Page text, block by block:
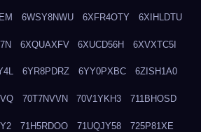
6WSY8NWU 6XFR4OTY 6XIHLDTU
6XQUAXFV 6XUCD56H 6XVXTC5I
6YR8PDRZ 6YY0PXBC 6ZISH1A0
70T7NVVN 70V1YKH3 711BHOSD
71H5RDOO 71UQJY58 725P81XE